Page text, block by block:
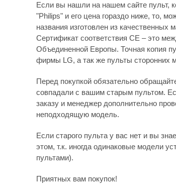
Если вы нашли на нашем сайте пульт,
"Philips" и его цена гораздо ниже, то,
названия изготовлен из
Сертификат соответствия СЕ – это
Объединенной Европы. Точная копия
фирмы LG, а так же пульты сторонних
Перед покупкой обязательно
совпадали с вашим старым пультом.
заказу и менеджер дополнительно
неподходящую модель.
Если старого пульта у вас нет и вы
этом, т.к. иногда одинаковые модели
пультами).
Приятных вам покупок!